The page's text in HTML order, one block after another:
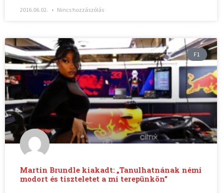
2016.06.02. Nincs hozzászólás
F1
Martin Brundle kiakadt: „Tanulhatnának némi
modort és tiszteletet a mi terepünkön”